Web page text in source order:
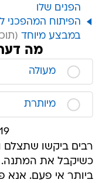
הפנים שלו
הפיתוח המהפכני
במבצע מיוחד
מה
מעולה
מיותרת
1019
רבים ביקשו
כשיקבל את
ביותר אי פעם. אנא